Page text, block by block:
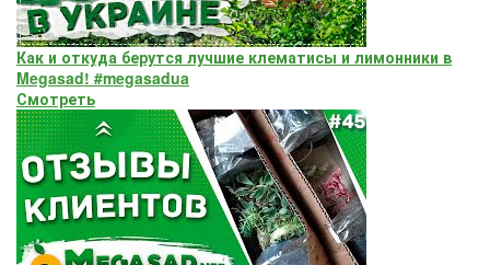
Как и откуда берутся лучшие клематисы и лимонники в
Megasad! #megasadua
Смотреть